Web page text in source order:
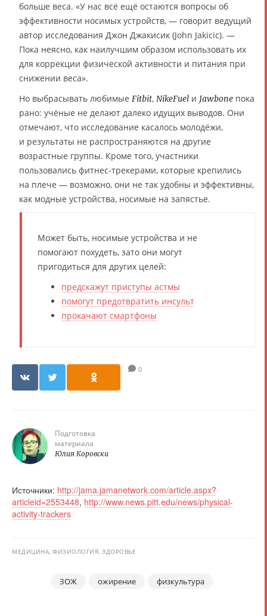
больше веса. «У нас всё ещё остаются вопросы об
эффективности носимых устройств, — говорит ведущий
автор исследования Джон Джакисик (John Jakicic). —
Пока неясно, как наилучшим образом использовать их
для коррекции физической активности и питания при
снижении веса».
Но выбрасывать любимые Fitbit, NikeFuel и Jawbone пока
рано: учёные не делают далеко идущих выводов. Они
отмечают, что исследование касалось молодёжи,
и результаты не распространяются на другие
возрастные группы. Кроме того, участники
пользовались фитнес-трекерами, которые крепились
на плече — возможно, они не так удобны и эффективны,
как модные устройства, носимые на запястье.
Может быть, носимые устройства и не
помогают похудеть, зато они могут
пригодиться для других целей:
предскажут приступы астмы
помогут предотвратить инсульт
прокачают смартфоны
0
Подготовка
материала
Юлия Коровски
Источники: http://jama.jamanetwork.com/article.aspx?
articleid=2553448, http://www.news.pitt.edu/news/physical-
activity-trackers
МЕДИЦИНА, ФИЗИОЛОГИЯ, ЗДОРОВЬЕ
ЗОЖ ожирение физкультура